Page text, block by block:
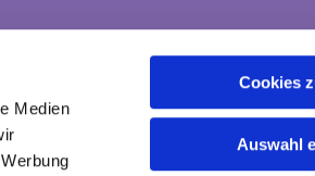
Medien
Cookies
Auswahl